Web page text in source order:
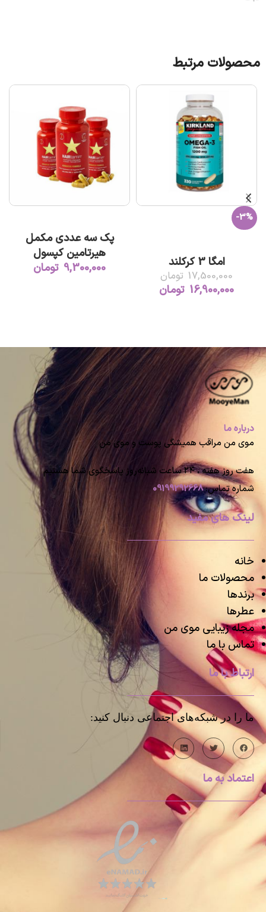
محصولات مرتبط
-3%
امگا 3 کرکلند
17,500,000 تومان
16,900,000 تومان
پک سه عددی مکمل
هیرتامین کپسول
9,300,000 تومان
درباره ما
موی من مراقب همیشگی پوست و موی من
هفت روز هفته ، ۲۴ ساعت شبانه‌روز پاسخگوی شما هستیم
شماره تماس:09199292668
لینک های مفید
خانه
محصولات ما
برندها
عطرها
مجله زیبایی موی من
تماس با ما
ارتباط با ما
ما را در شبکه‌های اجتماعی دنبال کنید:
اعتماد به ما